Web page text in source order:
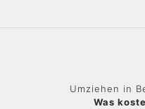
Umziehen in
Was